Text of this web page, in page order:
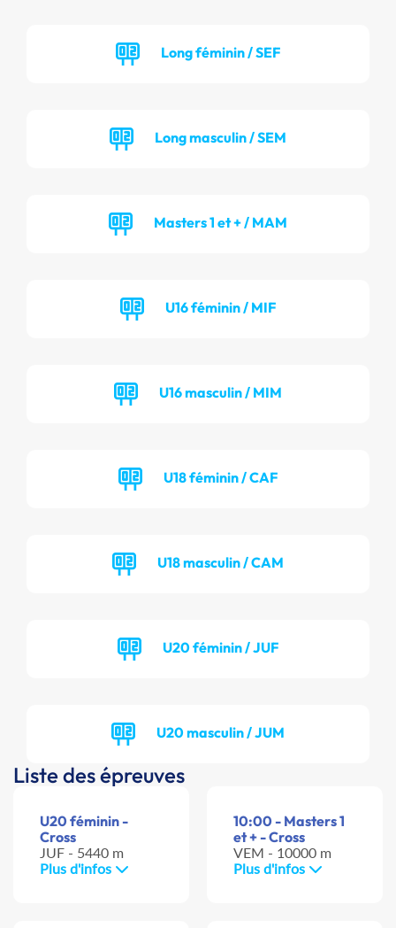
Long féminin / SEF
Long masculin / SEM
Masters 1 et + / MAM
U16 féminin / MIF
U16 masculin / MIM
U18 féminin / CAF
U18 masculin / CAM
U20 féminin / JUF
U20 masculin / JUM
Liste des épreuves
U20 féminin -
Cross
JUF - 5440 m
Plus d'infos
10:00 - Masters 1
et + - Cross
VEM - 10000 m
Plus d'infos